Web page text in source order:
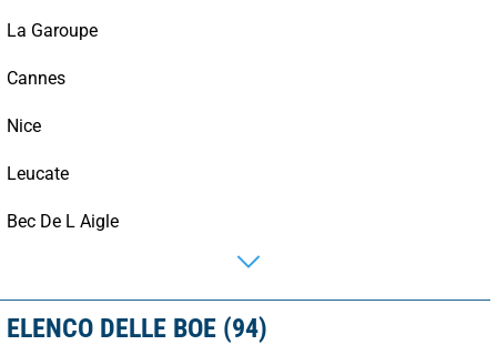
La Garoupe
Cannes
Nice
Leucate
Bec De L Aigle
ELENCO DELLE BOE (94)